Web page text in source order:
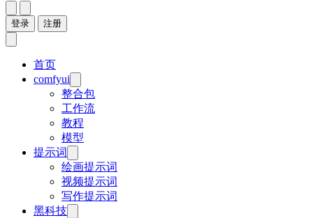
登录 注册
首页
comfyui
整合包
工作流
教程
模型
提示词
绘画提示词
视频提示词
写作提示词
黑科技